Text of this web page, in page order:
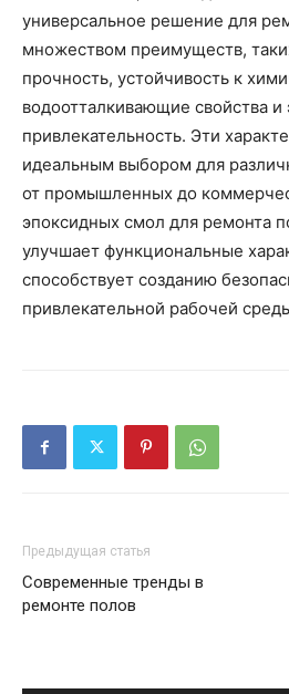
универсальное решение для
множеством преимуществ,
прочность, устойчивость к
водоотталкивающие свойства и
привлекательность. Эти
идеальным выбором для
от промышленных до
эпоксидных смол для ремонта
улучшает функциональные
способствует созданию
привлекательной рабочей
Предыдущая статья
Современные тренды в
ремонте полов